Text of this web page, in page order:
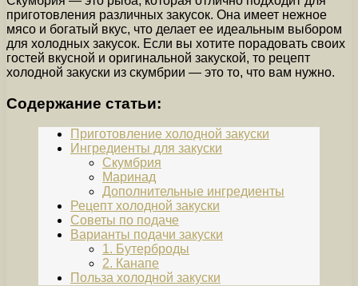
приготовления различных закусок. Она имеет нежное
мясо и богатый вкус, что делает ее идеальным выбором
для холодных закусок. Если вы хотите порадовать своих
гостей вкусной и оригинальной закуской, то рецепт
холодной закуски из скумбрии — это то, что вам нужно.
Содержание статьи:
Приготовление холодной закуски
Ингредиенты для закуски
Скумбрия
Маринад
Дополнительные ингредиенты
Рецепт холодной закуски
Советы по подаче
Варианты подачи закуски
1. Бутерброды
2. Канапе
Польза холодной закуски